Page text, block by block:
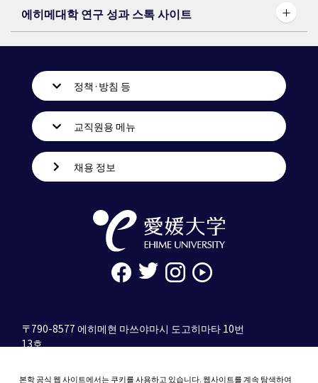
에히메대학 연구 성과 스톡 사이트
본학 공식 웹 사이트에서는 쿠키를 사용하고 있습니다. 웹사이트를 계속 탐색하여
정책·방침 등
교직원용 메뉴
채용 정보
〒790-8577 에히메현 마쓰야마시 도고히마타 10번
13호